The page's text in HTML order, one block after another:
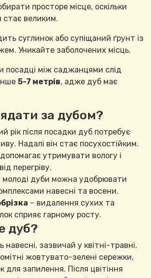
просторе місце, оскільки
стає великим.
суглинок або супіщаний ґрунт із
Уникайте заболочених місць.
посадці між саджанцями слід
5-7 метрів, адже дуб має
за дубом?
рік після посадки дуб потребує
Надалі він стає посухостійким.
утримувати вологу і
перегріву.
молоді дуби можна удобрювати
навесні та восени.
– видалення сухих та
сприяє гарному росту.
дуб?
навесні, зазвичай у квітні-травні.
жовтувато-зелені сережки,
для запилення. Після цвітіння